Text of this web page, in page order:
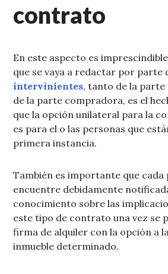
contrato
En este aspecto es
que se vaya a redactar por parte
intervinientes, tanto de la
de la parte compradora, es el
que la opción unilateral para la
es para el o las personas que
primera instancia.
También es importante que cada
encuentre debidamente
conocimiento sobre las
este tipo de contrato una vez se
firma de alquiler con la opción a
inmueble determinado.